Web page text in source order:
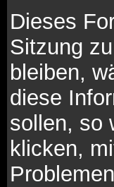
Dieses
Sitzung
bleiben,
diese
sollen, so
klicken,